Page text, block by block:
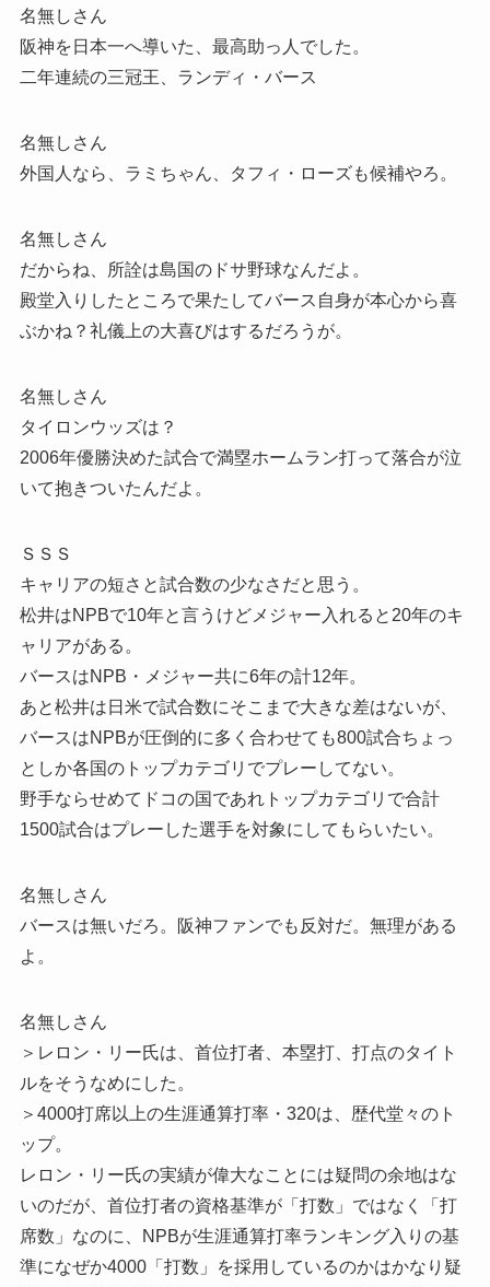
名無しさん
阪神を日本一へ導いた、最高助っ人でした。
二年連続の三冠王、ランディ・バース
名無しさん
外国人なら、ラミちゃん、タフィ・ローズも候補やろ。
名無しさん
だからね、所詮は島国のドサ野球なんだよ。
殿堂入りしたところで果たしてバース自身が本心から喜
ぶかね？礼儀上の大喜びはするだろうが。
名無しさん
タイロンウッズは？
2006年優勝決めた試合で満塁ホームラン打って落合が泣
いて抱きついたんだよ。
ＳＳＳ
キャリアの短さと試合数の少なさだと思う。
松井はNPBで10年と言うけどメジャー入れると20年のキ
ャリアがある。
バースはNPB・メジャー共に6年の計12年。
あと松井は日米で試合数にそこまで大きな差はないが、
バースはNPBが圧倒的に多く合わせても800試合ちょっ
としか各国のトップカテゴリでプレーしてない。
野手ならせめてドコの国であれトップカテゴリで合計
1500試合はプレーした選手を対象にしてもらいたい。
名無しさん
バースは無いだろ。阪神ファンでも反対だ。無理がある
よ。
名無しさん
＞レロン・リー氏は、首位打者、本塁打、打点のタイト
ルをそうなめにした。
＞4000打席以上の生涯通算打率・320は、歴代堂々のト
ップ。
レロン・リー氏の実績が偉大なことには疑問の余地はな
いのだが、首位打者の資格基準が「打数」ではなく「打
席数」なのに、NPBが生涯通算打率ランキング入りの基
準になぜか4000「打数」を採用しているのかはかなり疑